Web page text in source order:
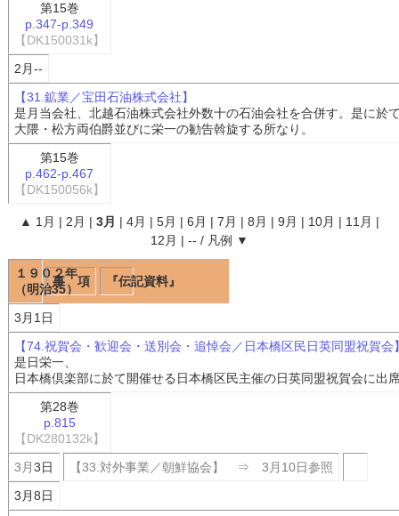
第15巻
p.347-p.349
【DK150031k】
2月--
【31.鉱業／宝田石油株式会社】
是月当会社、北越石油株式会社外数十の石油会社を合併す。是に於
大隈・松方両伯爵並びに栄一の勧告斡旋する所なり。
第15巻
p.462-p.467
【DK150056k】
▲ 1月 | 2月 | 3月 | 4月 | 5月 | 6月 | 7月 | 8月 | 9月 | 10月 | 11月 |
12月 | -- / 凡例 ▼
１９０２年
（明治35）
事 項 『伝記資料』
3月1日
【74.祝賀会・歓迎会・送別会・追悼会／日本橋区民日英同盟祝賀会
是日栄一、
日本橋倶楽部に於て開催せる日本橋区民主催の日英同盟祝賀会に出
第28巻
p.815
【DK280132k】
3月3日
【33.対外事業／朝鮮協会】 ⇒ 3月10日参照
3月8日